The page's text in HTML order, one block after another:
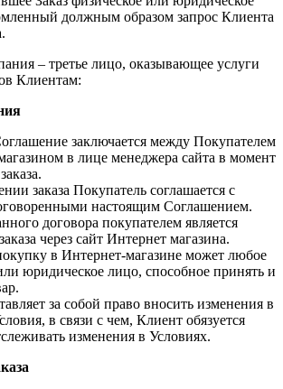
должным образом запрос Клиента
– третье лицо, оказывающее услуги
Клиентам:
заключается между Покупателем
в лице менеджера сайта в момент
заказа Покупатель соглашается с
настоящим Соглашением.
договора покупателем является
через сайт Интернет магазина.
в Интернет-магазине может любое
юридическое лицо, способное принять и
за собой право вносить изменения в
в связи с чем, Клиент обязуется
изменения в Условиях.